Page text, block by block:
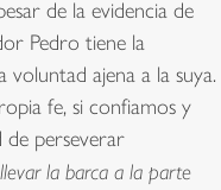
de la evidencia de
Pedro tiene la
ajena a la suya.
fe, si confiamos y
de perseverar
llevar la barca a la parte